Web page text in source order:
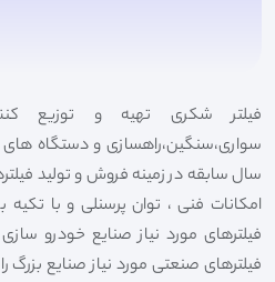
فیلتر شکری تهیه و توزیع
سال سابقه در زمینه فروش و تولید
امکانات فنی ، توان پرسنلی و با
فیلترهای مورد نیاز صنایع خودرو
فیلترهای صنعتی مورد نیاز صنایع بزرگ